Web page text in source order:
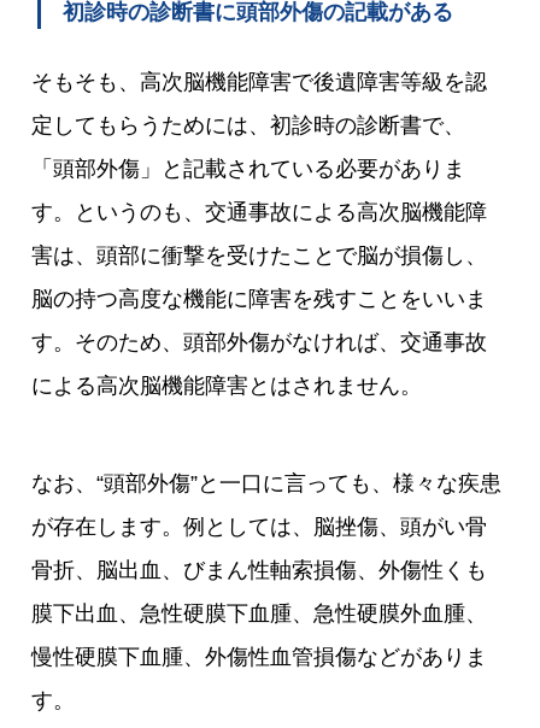
初診時の診断書に頭部外傷の記載がある
そもそも、高次脳機能障害で後遺障害等級を認
定してもらうためには、初診時の診断書で、
「頭部外傷」と記載されている必要がありま
す。というのも、交通事故による高次脳機能障
害は、頭部に衝撃を受けたことで脳が損傷し、
脳の持つ高度な機能に障害を残すことをいいま
す。そのため、頭部外傷がなければ、交通事故
による高次脳機能障害とはされません。
なお、“頭部外傷”と一口に言っても、様々な疾患
が存在します。例としては、脳挫傷、頭がい骨
骨折、脳出血、びまん性軸索損傷、外傷性くも
膜下出血、急性硬膜下血腫、急性硬膜外血腫、
慢性硬膜下血腫、外傷性血管損傷などがありま
す。